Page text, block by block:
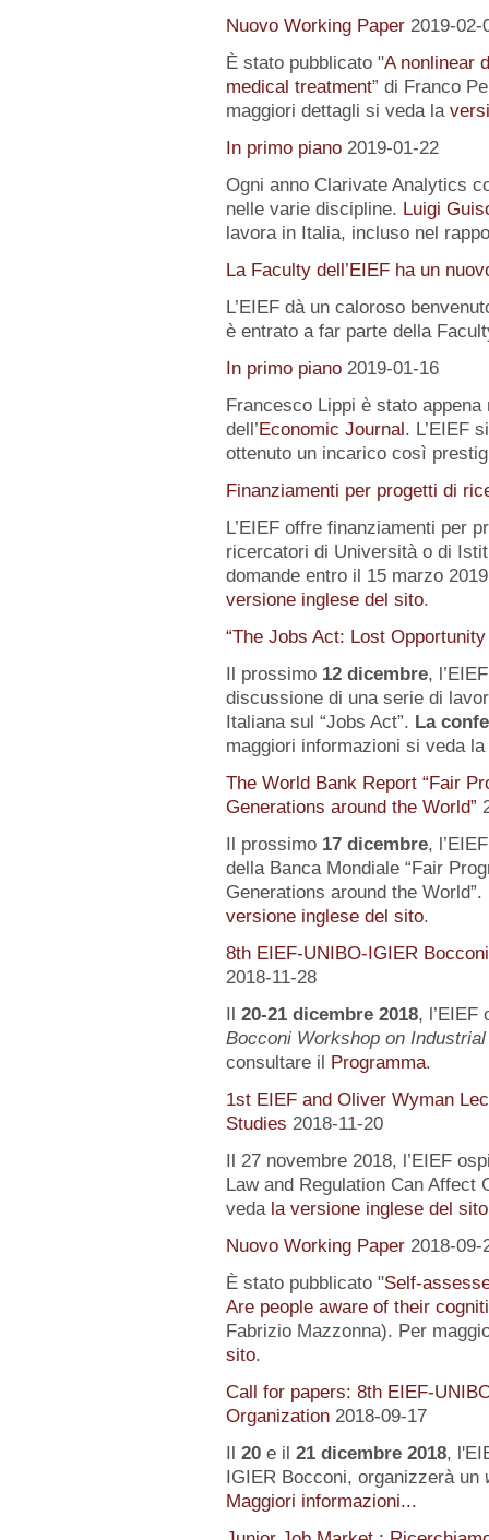
Nuovo Working Paper 2019-02-
È stato pubblicato "A nonlinear
medical treatment” di Franco
maggiori dettagli si veda la
In primo piano 2019-01-22
Ogni anno Clarivate Analytics
nelle varie discipline. Luigi
lavora in Italia, incluso nel
La Faculty dell’EIEF ha un
L’EIEF dà un caloroso
è entrato a far parte della
In primo piano 2019-01-16
Francesco Lippi è stato
dell’Economic Journal. L’EIEF
ottenuto un incarico così
Finanziamenti per progetti di
L’EIEF offre finanziamenti per
ricercatori di Università o di
domande entro il 15 marzo
versione inglese del sito.
“The Jobs Act: Lost
Il prossimo 12 dicembre,
discussione di una serie di
Italiana sul “Jobs Act”. La
maggiori informazioni si veda la
The World Bank Report “Fair
Generations around the World”
Il prossimo 17 dicembre,
della Banca Mondiale “Fair
Generations around the
versione inglese del sito.
8th EIEF-UNIBO-IGIER
2018-11-28
Il 20-21 dicembre 2018, l’EIEF
Bocconi Workshop on
consultare il Programma.
1st EIEF and Oliver Wyman
Studies 2018-11-20
Il 27 novembre 2018, l’EIEF
Law and Regulation Can Affect
veda la versione inglese del
Nuovo Working Paper 2018-09-
È stato pubblicato "Self-
Are people aware of their
Fabrizio Mazzonna). Per
sito.
Call for papers: 8th EIEF-
Organization 2018-09-17
Il 20 e il 21 dicembre 2018,
IGIER Bocconi, organizzerà un
Maggiori informazioni...